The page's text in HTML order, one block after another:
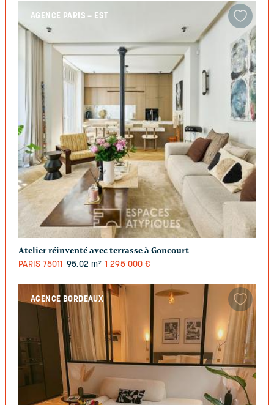
AGENCE PARIS – EST
Atelier réinventé avec terrasse à Goncourt
PARIS 75011 95.02 m² 1 295 000 €
AGENCE BORDEAUX